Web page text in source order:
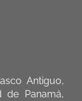
Antiguo,
de Panamá,